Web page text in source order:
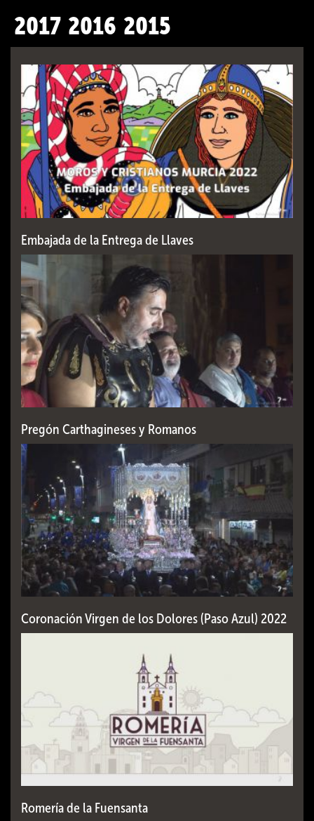
2017 2016 2015
Embajada de la Entrega de Llaves
Pregón Carthagineses y Romanos
Coronación Virgen de los Dolores (Paso Azul) 2022
Romería de la Fuensanta